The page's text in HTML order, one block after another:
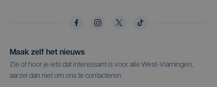
Maak zelf het nieuws
Zie of hoor je iets dat interessant is voor alle West-Vlamingen,
aarzel dan niet om ons te contacteren.